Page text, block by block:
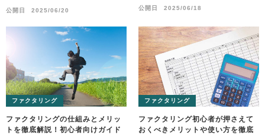
公開日 2025/06/20 公開日 2025/06/18
ファクタリング
ファクタリングの仕組みとメリッ
トを徹底解説！初心者向けガイド
ファクタリング
ファクタリング初心者が押さえて
おくべきメリットや使い方を徹底